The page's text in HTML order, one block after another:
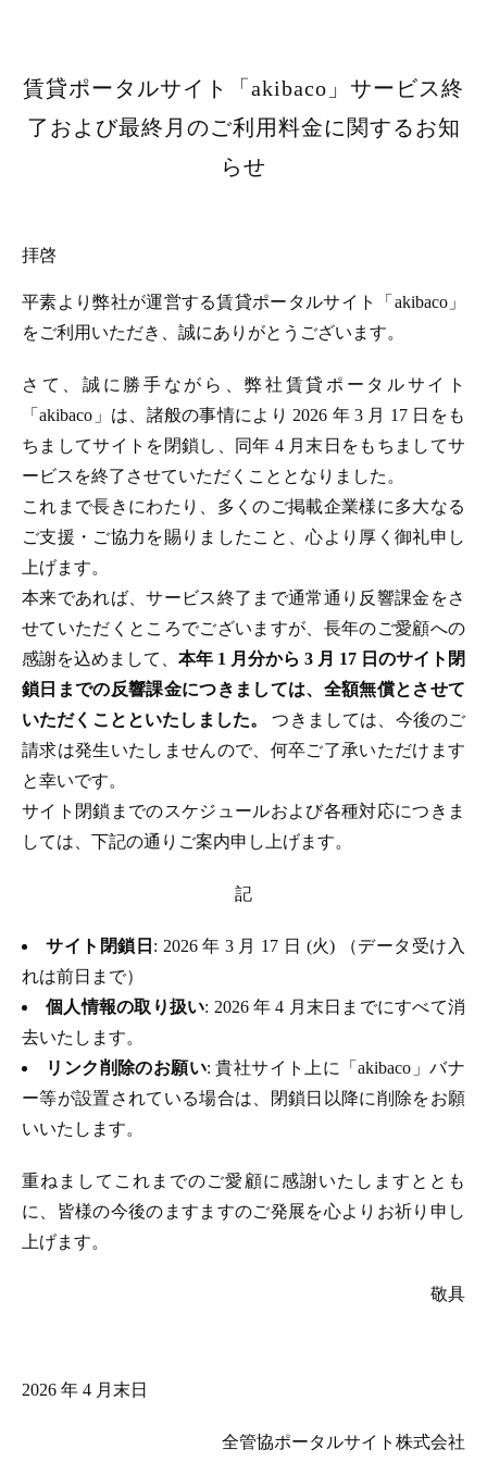
賃貸ポータルサイト「akibaco」サービス終
了および最終月のご利用料金に関するお知
らせ
拝啓
平素より弊社が運営する賃貸ポータルサイト「akibaco」
をご利用いただき、誠にありがとうございます。
さて、誠に勝手ながら、弊社賃貸ポータルサイト
「akibaco」は、諸般の事情により 2026 年 3 月 17 日をも
ちましてサイトを閉鎖し、同年 4 月末日をもちましてサ
ービスを終了させていただくこととなりました。
これまで長きにわたり、多くのご掲載企業様に多大なる
ご支援・ご協力を賜りましたこと、心より厚く御礼申し
上げます。
本来であれば、サービス終了まで通常通り反響課金をさ
せていただくところでございますが、長年のご愛顧への
感謝を込めまして、 本年 1 月分から 3 月 17 日のサイト閉
鎖日までの反響課金につきましては、全額無償とさせて
いただくことといたしました。つきましては、今後のご
請求は発生いたしませんので、何卒ご了承いただけます
と幸いです。
サイト閉鎖までのスケジュールおよび各種対応につきま
しては、下記の通りご案内申し上げます。
記
サイト閉鎖日 : 2026 年 3 月 17 日 (火) （データ受け入
れは前日まで）
個人情報の取り扱い: 2026 年 4 月末日までにすべて消
去いたします。
リンク削除のお願い: 貴社サイト上に「akibaco」バナ
ー等が設置されている場合は、閉鎖日以降に削除をお願
いいたします。
重ねましてこれまでのご愛顧に感謝いたしますととも
に、皆様の今後のますますのご発展を心よりお祈り申し
上げます。
敬具
2026 年 4 月末日
全管協ポータルサイト株式会社